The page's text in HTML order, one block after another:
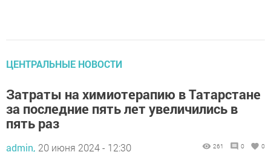
ЦЕНТРАЛЬНЫЕ НОВОСТИ
Затраты на химиотерапию в Татарстане
за последние пять лет увеличились в
пять раз
admin, 20 июня 2024 - 12:30 261 0 0